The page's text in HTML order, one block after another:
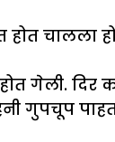
चालला
गेली.
गुपचूप